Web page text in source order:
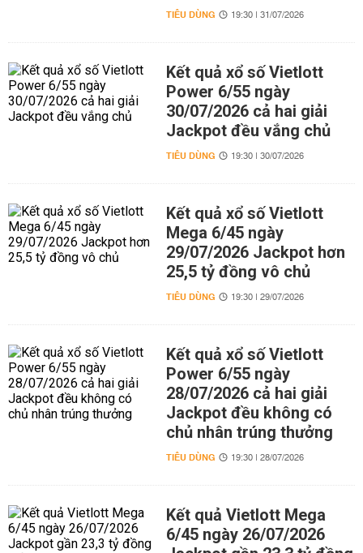
TIÊU DÙNG 19:30 | 31/07/2026
Kết quả xổ số Vietlott
Power 6/55 ngày
30/07/2026 cả hai giải
Jackpot đều vắng chủ
TIÊU DÙNG 19:30 | 30/07/2026
Kết quả xổ số Vietlott
Mega 6/45 ngày
29/07/2026 Jackpot hơn
25,5 tỷ đồng vô chủ
TIÊU DÙNG 19:30 | 29/07/2026
Kết quả xổ số Vietlott
Power 6/55 ngày
28/07/2026 cả hai giải
Jackpot đều không có
chủ nhân trúng thưởng
TIÊU DÙNG 19:30 | 28/07/2026
Kết quả Vietlott Mega
6/45 ngày 26/07/2026